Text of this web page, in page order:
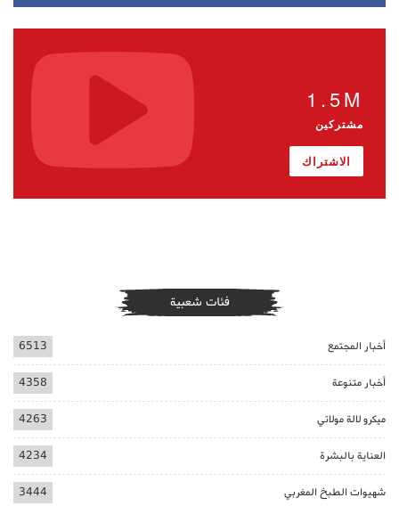
1.5M
مشتركين
الاشتراك
فئات شعبية
أخبار المجتمع 6513
أخبار متنوعة 4358
ميكرو لالة مولاتي 4263
العناية بالبشرة 4234
شهيوات الطبخ المغربي 3444